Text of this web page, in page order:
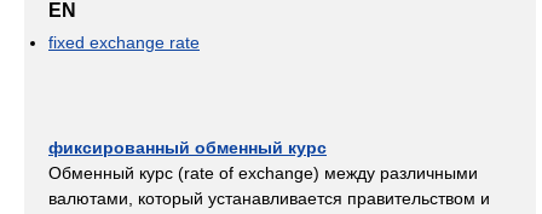
EN
fixed exchange rate
фиксированный обменный курс
Обменный курс (rate of exchange) между различными
валютами, который устанавливается правительством и